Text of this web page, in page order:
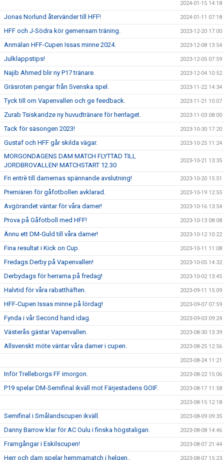
2024-01-15 14:18
Jonas Norlund återvänder till HFF! 2024-01-11 07:18
HFF och J-Södra kör gemensam träning. 2023-12-20 17:00
Anmälan HFF-Cupen Issas minne 2024. 2023-12-08 13:54
Julklappstips! 2023-12-05 07:59
Najib Ahmed blir ny P17 tränare. 2023-12-04 10:52
Gräsroten pengar från Svenska spel. 2023-11-22 14:34
Tyck till om Vapenvallen och ge feedback. 2023-11-21 10:07
Zurab Tsiskaridze ny huvudtränare för herrlaget. 2023-11-03 08:00
Tack för säsongen 2023! 2023-10-30 17:20
Gustaf och HFF går skilda vägar. 2023-10-25 11:24
MORGONDAGENS DAM MATCH FLYTTAD TILL
JORDBROVALLEN! MATCHSTART 12.30
2023-10-21 13:35
Fri entrè till damernas spännande avslutning! 2023-10-20 15:51
Premiären för gåfotbollen avklarad. 2023-10-19 12:55
Avgörandet väntar för våra damer! 2023-10-16 13:54
Prova på Gåfotboll med HFF! 2023-10-13 08:08
Ännu ett DM-Guld till våra damer! 2023-10-12 10:22
Fina resultat i Kick on Cup. 2023-10-11 11:08
Fredags Derby på Vapenvallen! 2023-10-05 14:32
Derbydags för herrarna på fredag! 2023-10-02 13:45
Halvtid för våra rabatthäften. 2023-09-11 15:09
HFF-Cupen Issas minne på lördag! 2023-09-07 07:59
Fynda i vår Second hand idag. 2023-09-03 09:24
Västerås gästar Vapenvallen. 2023-08-30 13:39
Allsvenskt möte väntar våra damer i cupen. 2023-08-25 12:56
2023-08-24 11:21
Inför Trelleborgs FF imorgon. 2023-08-22 15:06
P19 spelar DM-Semifinal ikväll mot Färjestadens GOIF. 2023-08-17 11:58
2023-08-15 12:18
Semifinal i Smålandscupen ikväll. 2023-08-09 09:35
Danny Barrow klar för AC Oulu i finska högstaligan. 2023-08-08 14:46
Framgångar i Eskilscupen! 2023-08-07 21:44
Herr och dam spelar hemmamatch i helgen.. 2023-08-07 15:23